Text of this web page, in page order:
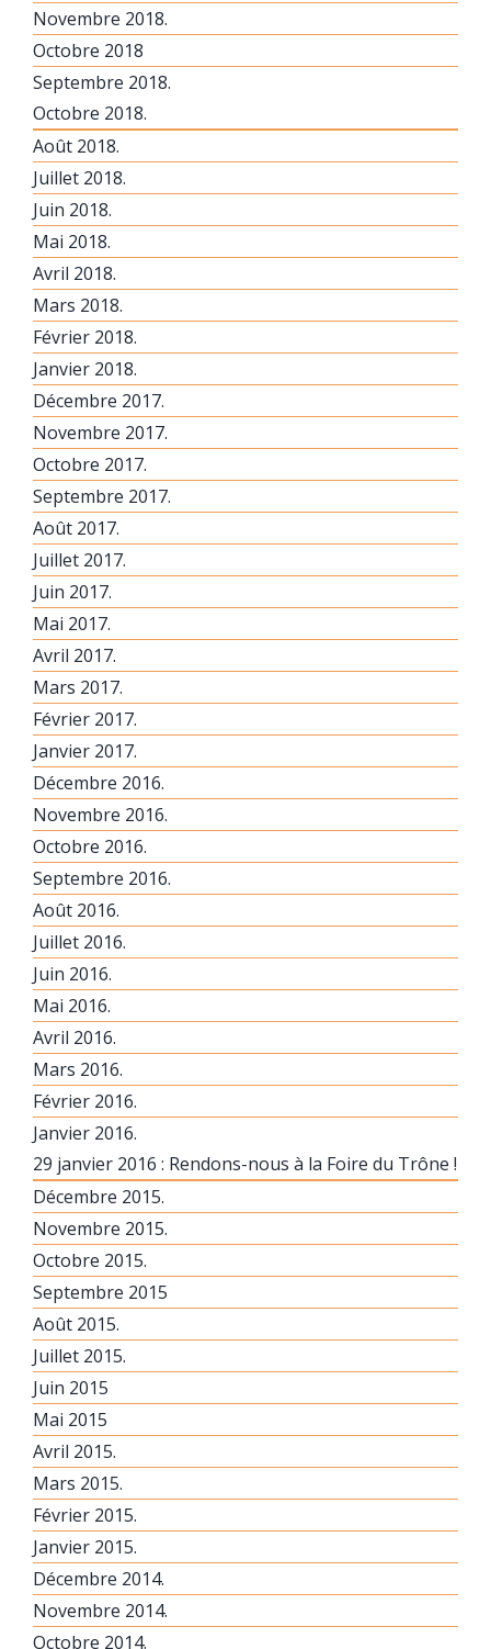
Novembre 2018.
Octobre 2018
Septembre 2018.
Octobre 2018.
Août 2018.
Juillet 2018.
Juin 2018.
Mai 2018.
Avril 2018.
Mars 2018.
Février 2018.
Janvier 2018.
Décembre 2017.
Novembre 2017.
Octobre 2017.
Septembre 2017.
Août 2017.
Juillet 2017.
Juin 2017.
Mai 2017.
Avril 2017.
Mars 2017.
Février 2017.
Janvier 2017.
Décembre 2016.
Novembre 2016.
Octobre 2016.
Septembre 2016.
Août 2016.
Juillet 2016.
Juin 2016.
Mai 2016.
Avril 2016.
Mars 2016.
Février 2016.
Janvier 2016.
29 janvier 2016 : Rendons-nous à la Foire du Trône !
Décembre 2015.
Novembre 2015.
Octobre 2015.
Septembre 2015
Août 2015.
Juillet 2015.
Juin 2015
Mai 2015
Avril 2015.
Mars 2015.
Février 2015.
Janvier 2015.
Décembre 2014.
Novembre 2014.
Octobre 2014.